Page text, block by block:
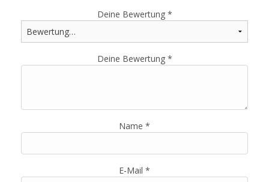
Deine Bewertung *
Deine Bewertung *
Name *
E-Mail *